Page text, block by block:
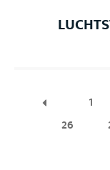
1
26